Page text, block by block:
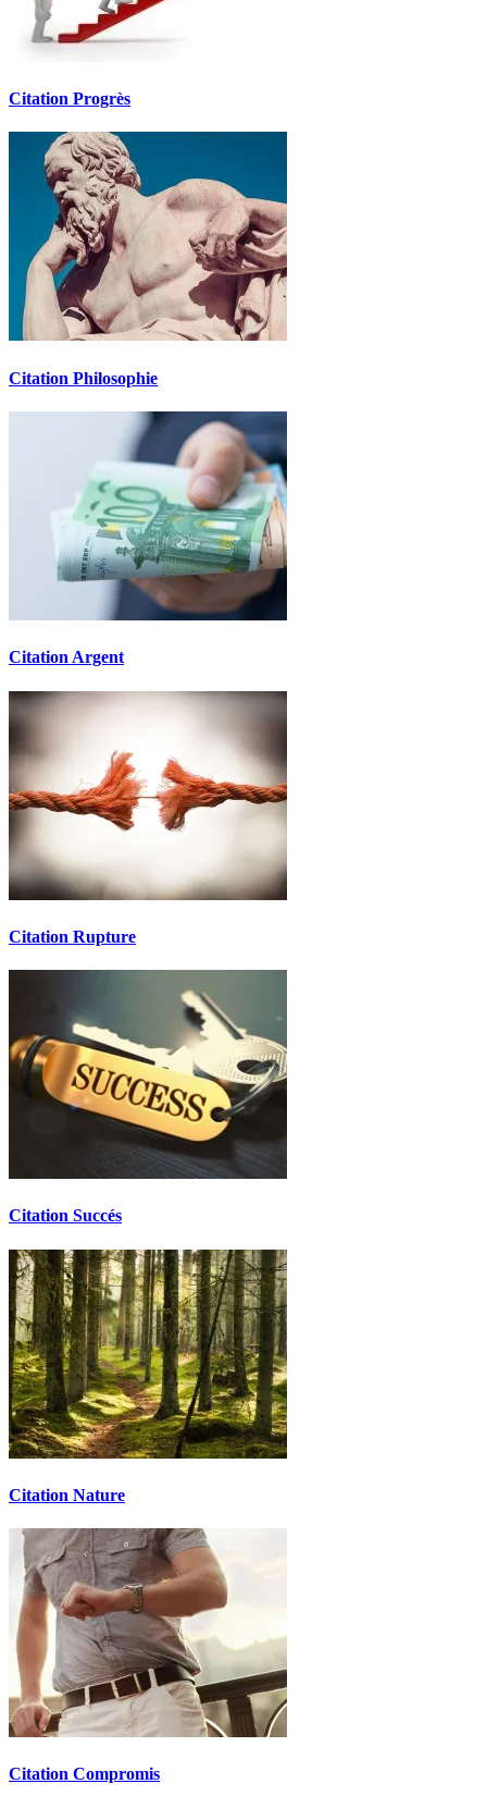
Citation Progrès
Citation Philosophie
Citation Argent
Citation Rupture
Citation Succés
Citation Nature
Citation Compromis